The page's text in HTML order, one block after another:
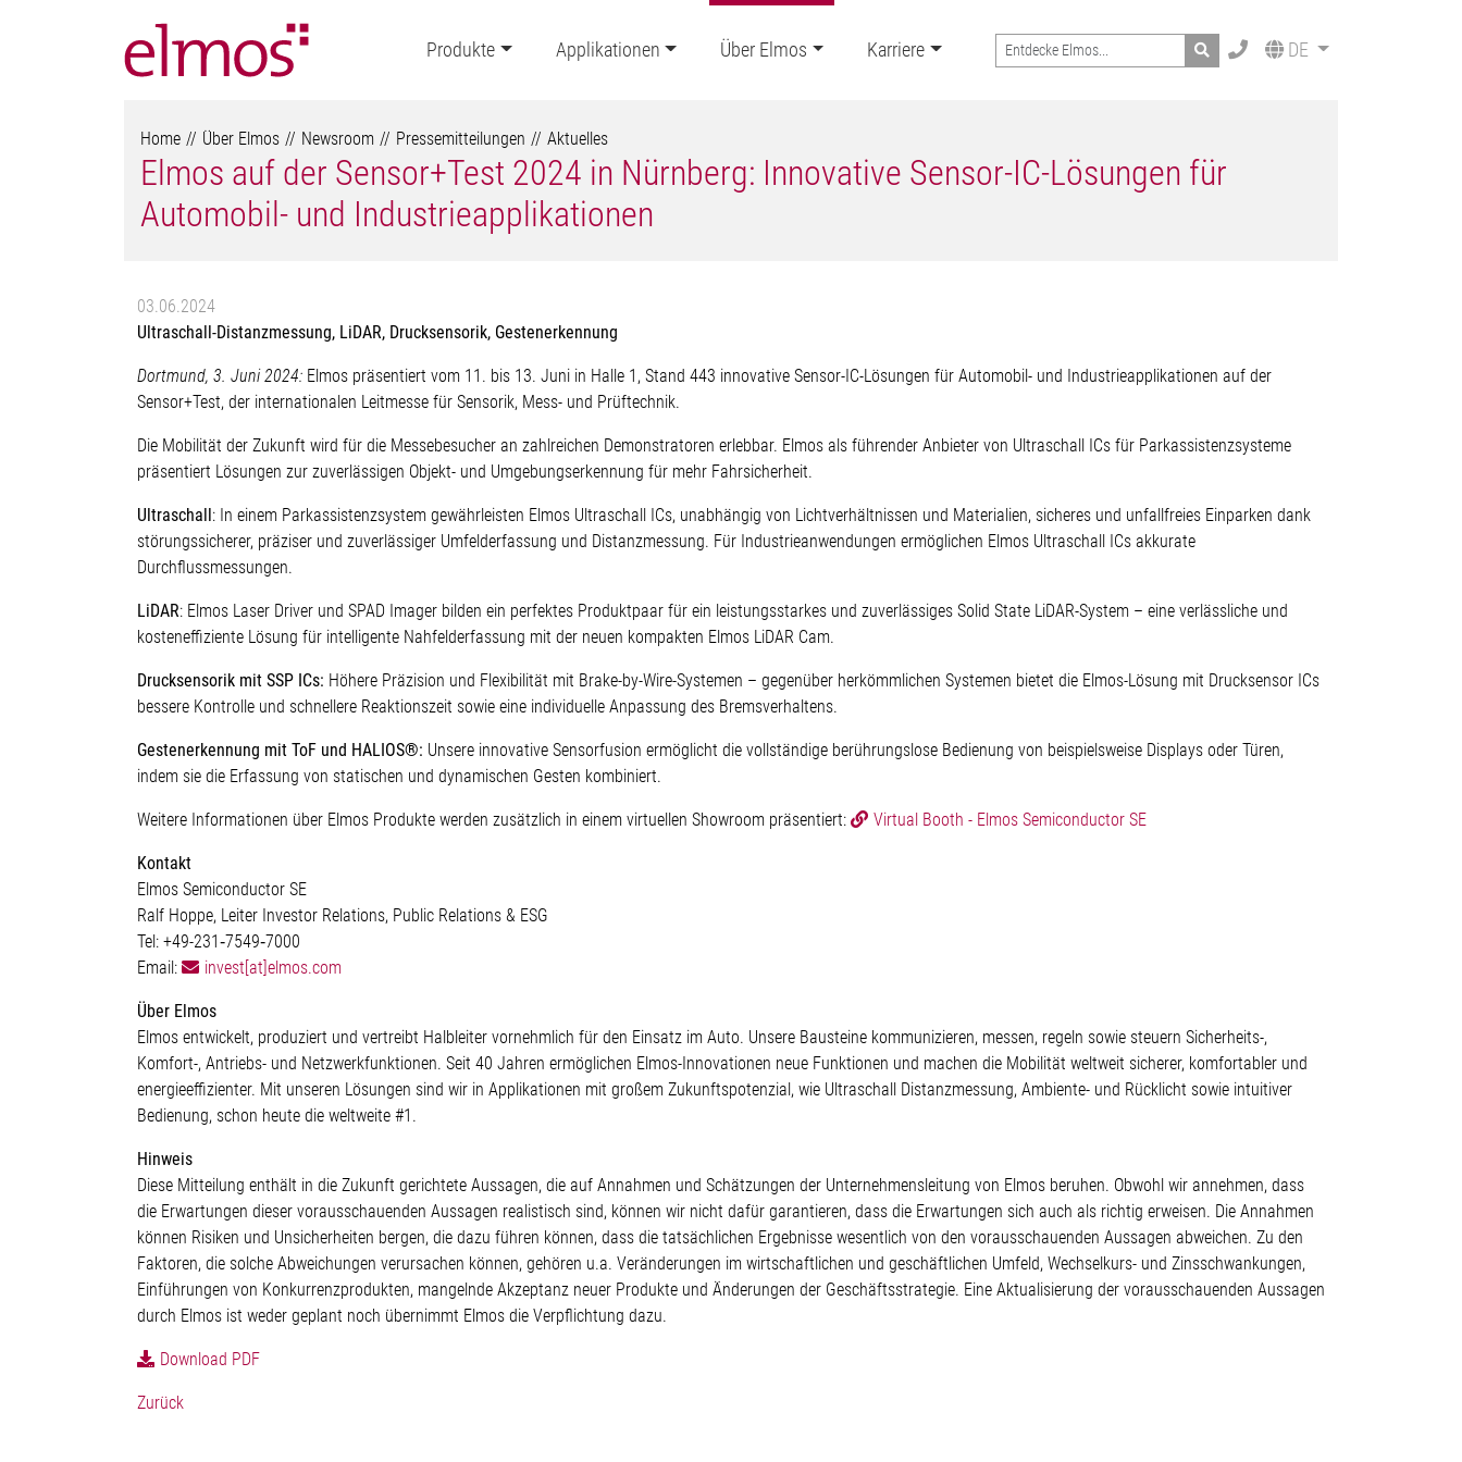
Produkte Applikationen Über Elmos Karriere Search DE
Home Über Elmos Newsroom Pressemitteilungen Aktuelles
Elmos auf der Sensor+Test 2024 in Nürnberg: Innovative Sensor-IC-Lösungen für
Automobil- und Industrieapplikationen
03.06.2024
Ultraschall-Distanzmessung, LiDAR, Drucksensorik, Gestenerkennung
Dortmund, 3. Juni 2024: Elmos präsentiert vom 11. bis 13. Juni in Halle 1, Stand 443 innovative Sensor-IC-Lösungen für Automobil- und Industrieapplikationen auf der
Sensor+Test, der internationalen Leitmesse für Sensorik, Mess- und Prüftechnik.
Die Mobilität der Zukunft wird für die Messebesucher an zahlreichen Demonstratoren erlebbar. Elmos als führender Anbieter von Ultraschall ICs für Parkassistenzsysteme
präsentiert Lösungen zur zuverlässigen Objekt- und Umgebungserkennung für mehr Fahrsicherheit.
Ultraschall: In einem Parkassistenzsystem gewährleisten Elmos Ultraschall ICs, unabhängig von Lichtverhältnissen und Materialien, sicheres und unfallfreies Einparken dank
störungssicherer, präziser und zuverlässiger Umfelderfassung und Distanzmessung. Für Industrieanwendungen ermöglichen Elmos Ultraschall ICs akkurate
Durchflussmessungen.
LiDAR: Elmos Laser Driver und SPAD Imager bilden ein perfektes Produktpaar für ein leistungsstarkes und zuverlässiges Solid State LiDAR-System – eine verlässliche und
kosteneffiziente Lösung für intelligente Nahfelderfassung mit der neuen kompakten Elmos LiDAR Cam.
Drucksensorik mit SSP ICs: Höhere Präzision und Flexibilität mit Brake-by-Wire-Systemen – gegenüber herkömmlichen Systemen bietet die Elmos-Lösung mit Drucksensor ICs
bessere Kontrolle und schnellere Reaktionszeit sowie eine individuelle Anpassung des Bremsverhaltens.
Gestenerkennung mit ToF und HALIOS®: Unsere innovative Sensorfusion ermöglicht die vollständige berührungslose Bedienung von beispielsweise Displays oder Türen,
indem sie die Erfassung von statischen und dynamischen Gesten kombiniert.
Weitere Informationen über Elmos Produkte werden zusätzlich in einem virtuellen Showroom präsentiert: Virtual Booth - Elmos Semiconductor SE
Kontakt
Elmos Semiconductor SE
Ralf Hoppe, Leiter Investor Relations, Public Relations & ESG
Tel: +49-231‐7549‐7000
Email:
invest[at]elmos.com
Über Elmos
Elmos entwickelt, produziert und vertreibt Halbleiter vornehmlich für den Einsatz im Auto. Unsere Bausteine kommunizieren, messen, regeln sowie steuern Sicherheits-,
Komfort-, Antriebs- und Netzwerkfunktionen. Seit 40 Jahren ermöglichen Elmos-Innovationen neue Funktionen und machen die Mobilität weltweit sicherer, komfortabler und
energieeffizienter. Mit unseren Lösungen sind wir in Applikationen mit großem Zukunftspotenzial, wie Ultraschall Distanzmessung, Ambiente- und Rücklicht sowie intuitiver
Bedienung, schon heute die weltweite #1.
Hinweis
Diese Mitteilung enthält in die Zukunft gerichtete Aussagen, die auf Annahmen und Schätzungen der Unternehmensleitung von Elmos beruhen. Obwohl wir annehmen, dass
die Erwartungen dieser vorausschauenden Aussagen realistisch sind, können wir nicht dafür garantieren, dass die Erwartungen sich auch als richtig erweisen. Die Annahmen
können Risiken und Unsicherheiten bergen, die dazu führen können, dass die tatsächlichen Ergebnisse wesentlich von den vorausschauenden Aussagen abweichen. Zu den
Faktoren, die solche Abweichungen verursachen können, gehören u.a. Veränderungen im wirtschaftlichen und geschäftlichen Umfeld, Wechselkurs- und Zinsschwankungen,
Einführungen von Konkurrenzprodukten, mangelnde Akzeptanz neuer Produkte und Änderungen der Geschäftsstrategie. Eine Aktualisierung der vorausschauenden Aussagen
durch Elmos ist weder geplant noch übernimmt Elmos die Verpflichtung dazu.
Download PDF
Zurück